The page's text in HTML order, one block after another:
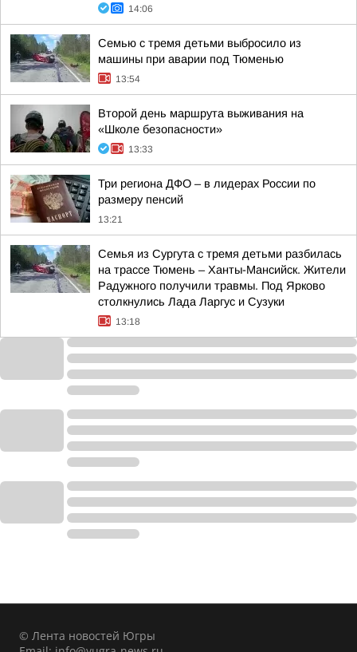
14:06
Семью с тремя детьми выбросило из
машины при аварии под Тюменью
13:54
Второй день маршрута выживания на
«Школе безопасности»
13:33
Три региона ДФО – в лидерах России по
размеру пенсий
13:21
Семья из Сургута с тремя детьми разбилась
на трассе Тюмень – Ханты-Мансийск. Жители
Радужного получили травмы. Под Ярково
столкнулись Лада Ларгус и Сузуки
13:18
© Лента новостей Югры